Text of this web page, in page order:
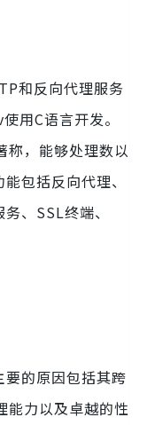
和反向代理服务
用C语言开发。
称，能够处理数以
包括反向代理、
、SSL终端、
的原因包括其跨
能力以及卓越的性